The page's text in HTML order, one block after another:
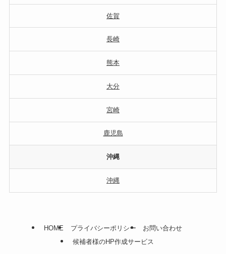
佐賀
長崎
熊本
大分
宮崎
鹿児島
沖縄
沖縄
HOME プライバシーポリシー
お問い合わせ
候補者様のHP作成サービス